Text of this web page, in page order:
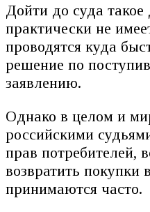
Дойти до суда такое
практически не
проводятся куда
решение по
заявлению.
Однако в целом и
российскими
прав потребителей,
возвратить покупки
принимаются часто.